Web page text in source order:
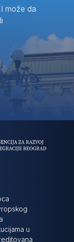
može da
u